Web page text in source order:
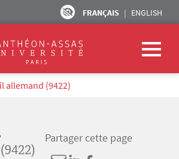
FRANÇAIS ENGLISH
allemand (9422)
Partager cette page